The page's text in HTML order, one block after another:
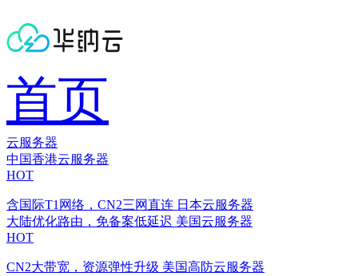
首页
云服务器
中国香港云服务器
HOT
含国际T1网络，CN2三网直连 日本云服务器
大陆优化路由，免备案低延迟 美国云服务器
HOT
CN2大带宽，资源弹性升级 美国高防云服务器